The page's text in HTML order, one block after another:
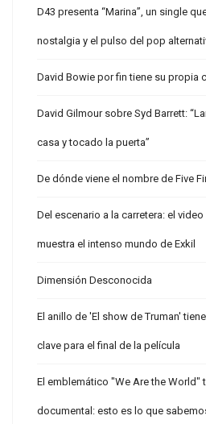
D43 presenta “Marina”, un single
nostalgia y el pulso del pop
David Bowie por fin tiene su propia
David Gilmour sobre Syd Barrett:
casa y tocado la puerta”
De dónde viene el nombre de Five
Del escenario a la carretera: el
muestra el intenso mundo de Exkil
Dimensión Desconocida
El anillo de 'El show de Truman'
clave para el final de la película
El emblemático "We Are the World"
documental: esto es lo que